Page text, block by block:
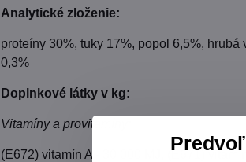
Analytické zloženie:
proteíny 30%, tuky 17%, popol 6,5%,
0,3%
Doplnkové látky v kg:
Vitamíny a provitamíny:
(E672) vitamín A - 30 000 MJ, (E671)